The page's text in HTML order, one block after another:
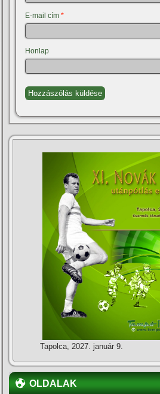
E-mail cím*
Honlap
Tapolca, 2027. január 9.
OLDALAK